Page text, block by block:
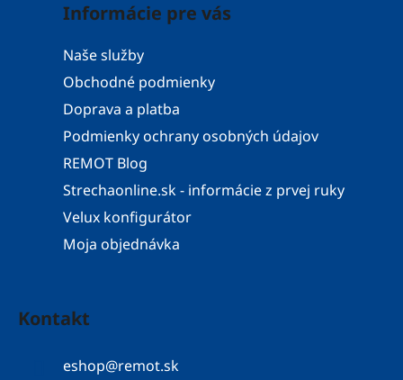
Informácie pre vás
Naše služby
Obchodné podmienky
Doprava a platba
Podmienky ochrany osobných údajov
REMOT Blog
Strechaonline.sk - informácie z prvej ruky
Velux konfigurátor
Moja objednávka
Kontakt
eshop@remot.sk